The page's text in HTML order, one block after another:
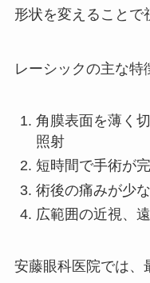
形状を変えることで
レーシックの主な特
角膜表面を薄く
照射
短時間で手術が
術後の痛みが少
広範囲の近視、
安藤眼科医院では、